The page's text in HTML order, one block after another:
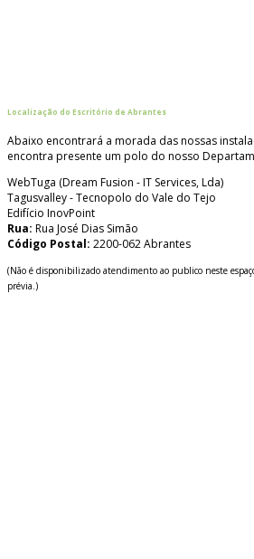
Localização do Escritório de Abrantes
Abaixo encontrará a morada das nossas
encontra presente um polo do nosso
WebTuga (Dream Fusion - IT Services, Lda)
Tagusvalley - Tecnopolo do Vale do Tejo
Edifício InovPoint
Rua: Rua José Dias Simão
Código Postal: 2200-062 Abrantes
(Não é disponibilizado atendimento ao publico neste
prévia.)